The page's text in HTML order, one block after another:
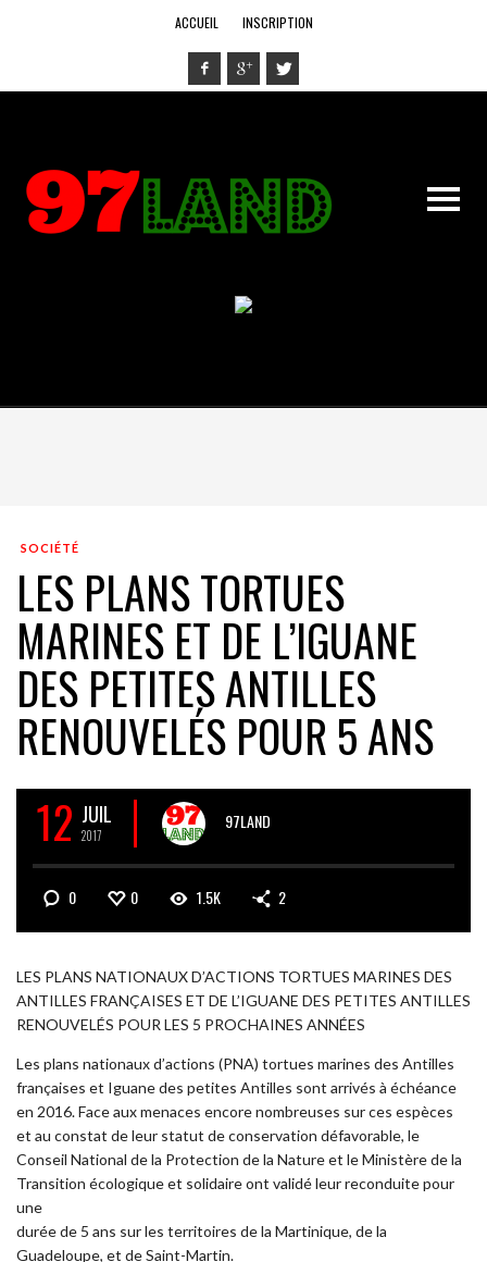
ACCUEIL INSCRIPTION
SOCIÉTÉ
LES PLANS TORTUES
MARINES ET DE L’IGUANE
DES PETITES ANTILLES
RENOUVELÉS POUR 5 ANS
12 JUIL
2017
97LAND
0 0 1.5K 2
LES PLANS NATIONAUX D’ACTIONS TORTUES MARINES DES
ANTILLES FRANÇAISES ET DE L’IGUANE DES PETITES ANTILLES
RENOUVELÉS POUR LES 5 PROCHAINES ANNÉES
Les plans nationaux d’actions (PNA) tortues marines des Antilles
françaises et Iguane des petites Antilles sont arrivés à échéance
en 2016. Face aux menaces encore nombreuses sur ces espèces
et au constat de leur statut de conservation défavorable, le
Conseil National de la Protection de la Nature et le Ministère de la
Transition écologique et solidaire ont validé leur reconduite pour
une
durée de 5 ans sur les territoires de la Martinique, de la
Guadeloupe, et de Saint-Martin.